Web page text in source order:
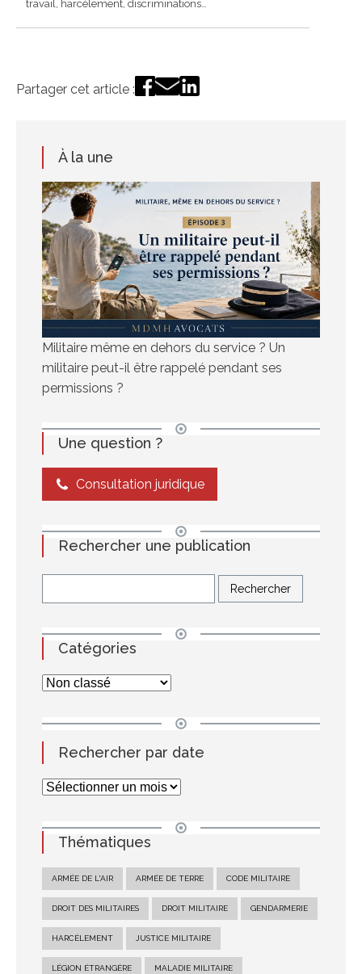
travail, harcèlement, discriminations…
Partager cet article :
À la une
Militaire même en dehors du service ? Un
militaire peut-il être rappelé pendant ses
permissions ?
Une question ?
Consultation juridique
Rechercher une publication
Catégories
Rechercher par date
Thématiques
ARMÉE DE L'AIR ARMÉE DE TERRE CODE MILITAIRE
DROIT DES MILITAIRES DROIT MILITAIRE GENDARMERIE
HARCÈLEMENT JUSTICE MILITAIRE
LÉGION ÉTRANGÈRE MALADIE MILITAIRE